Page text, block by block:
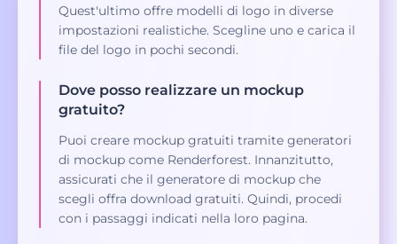
Quest'ultimo offre modelli di logo in diverse
impostazioni realistiche. Scegline uno e carica il
file del logo in pochi secondi.
Dove posso realizzare un mockup
gratuito?
Puoi creare mockup gratuiti tramite generatori
di mockup come Renderforest. Innanzitutto,
assicurati che il generatore di mockup che
scegli offra download gratuiti. Quindi, procedi
con i passaggi indicati nella loro pagina.